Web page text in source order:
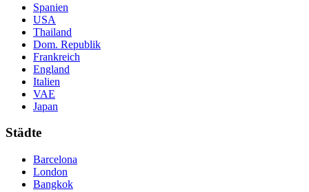
Spanien
USA
Thailand
Dom. Republik
Frankreich
England
Italien
VAE
Japan
Städte
Barcelona
London
Bangkok